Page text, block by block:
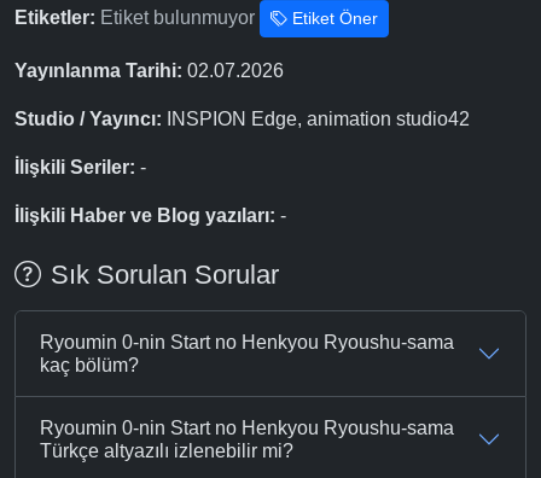
Etiketler: Etiket bulunmuyor Etiket Öner
Yayınlanma Tarihi: 02.07.2026
Studio / Yayıncı: INSPION Edge, animation studio42
İlişkili Seriler: -
İlişkili Haber ve Blog yazıları: -
Sık Sorulan Sorular
Ryoumin 0-nin Start no Henkyou Ryoushu-sama
kaç bölüm?
Ryoumin 0-nin Start no Henkyou Ryoushu-sama
Türkçe altyazılı izlenebilir mi?